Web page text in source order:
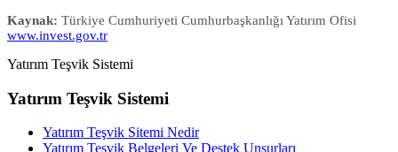
Kaynak: Türkiye Cumhuriyeti Cumhurbaşkanlığı Yatırım Ofisi
www.invest.gov.tr
Yatırım Teşvik Sistemi
Yatırım Teşvik Sistemi
Yatırım Teşvik Sitemi Nedir
Yatırım Teşvik Belgeleri Ve Destek Unsurları